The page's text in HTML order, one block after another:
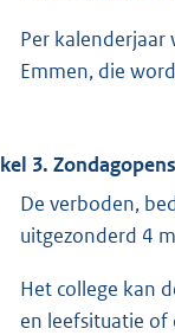
Per
Emmen, die
3.
De verboden,
uitgezonderd 4
Het college kan
en leefsituatie